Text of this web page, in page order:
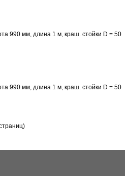
990 мм, длина 1 м, краш. стойки D = 50
990 мм, длина 1 м, краш. стойки D = 50